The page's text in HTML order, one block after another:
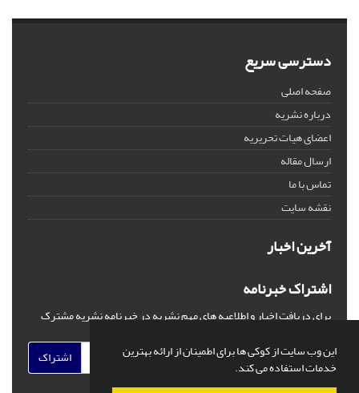
این وب سایت از کوکی ها برای اطمینان از ارائه بهترین
خدمات استفاده می کند.
دسترسی سریع
صفحه اصلی
درباره نشریه
اعضای هیات تحریریه
ارسال مقاله
تماس با ما
نقشه سایت
آخرین اخبار
اشتراک خبرنامه
برای دریافت اخبار و اطلاعیه های مهم نشریه در خبرنامه نشریه مشترک
اشتراک